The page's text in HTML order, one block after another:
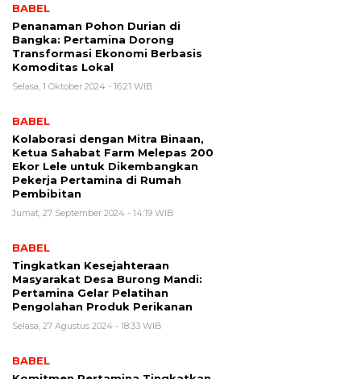
BABEL
Penanaman Pohon Durian di
Bangka: Pertamina Dorong
Transformasi Ekonomi Berbasis
Komoditas Lokal
Selasa, 1 Oktober 2024 - 16:21 WIB
BABEL
Kolaborasi dengan Mitra Binaan,
Ketua Sahabat Farm Melepas 200
Ekor Lele untuk Dikembangkan
Pekerja Pertamina di Rumah
Pembibitan
Jumat, 27 September 2024 - 14:19 WIB
BABEL
Tingkatkan Kesejahteraan
Masyarakat Desa Burong Mandi:
Pertamina Gelar Pelatihan
Pengolahan Produk Perikanan
Selasa, 27 Agustus 2024 - 18:33 WIB
BABEL